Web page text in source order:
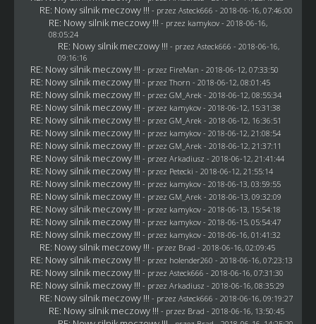
RE: Nowy silnik meczowy !!! - przez Asteck666 - 2018-06-16, 07:46:00
RE: Nowy silnik meczowy !!! - przez kamykov- 2018-06-16,
08:05:24
RE: Nowy silnik meczowy !!! - przez Asteck666 - 2018-06-16,
09:16:16
RE: Nowy silnik meczowy !!! - przez FireMan - 2018-06-12, 07:33:50
RE: Nowy silnik meczowy !!! - przezThorn - 2018-06-12, 08:01:45
RE: Nowy silnik meczowy !!! - przez GM_Arek - 2018-06-12, 08:55:34
RE: Nowy silnik meczowy !!! - przez kamykov- 2018-06-12, 15:31:38
RE: Nowy silnik meczowy !!! - przez GM_Arek - 2018-06-12, 16:36:51
RE: Nowy silnik meczowy !!! - przez kamykov- 2018-06-12, 21:08:54
RE: Nowy silnik meczowy !!! - przez GM_Arek - 2018-06-12, 21:37:11
RE: Nowy silnik meczowy !!! - przez Arkadiusz - 2018-06-12, 21:41:44
RE: Nowy silnik meczowy !!! - przez Petecki - 2018-06-12, 21:55:14
RE: Nowy silnik meczowy !!! - przez kamykov- 2018-06-13, 03:59:55
RE: Nowy silnik meczowy !!! - przez GM_Arek - 2018-06-13, 09:32:09
RE: Nowy silnik meczowy !!! - przez kamykov- 2018-06-13, 15:54:18
RE: Nowy silnik meczowy !!! - przez kamykov- 2018-06-15, 05:54:47
RE: Nowy silnik meczowy !!! - przez kamykov- 2018-06-16, 01:41:32
RE: Nowy silnik meczowy !!! - przez Brad - 2018-06-16, 02:09:45
RE: Nowy silnik meczowy !!! - przez holender260 - 2018-06-16, 07:23:13
RE: Nowy silnik meczowy !!! - przez Asteck666 - 2018-06-16, 07:31:30
RE: Nowy silnik meczowy !!! - przez Arkadiusz - 2018-06-16, 08:35:29
RE: Nowy silnik meczowy !!! - przez Asteck666 - 2018-06-16, 09:19:27
RE: Nowy silnik meczowy !!! - przez Brad - 2018-06-16, 13:50:45